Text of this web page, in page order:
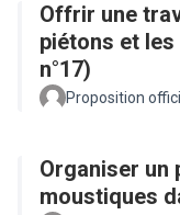
Offrir une
piétons et
n°17)
Proposition
Organiser un
moustiques